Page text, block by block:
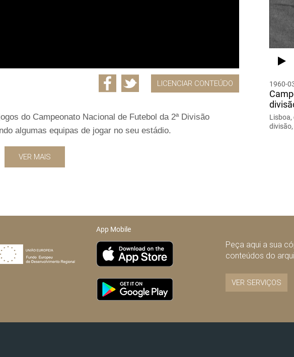
LICENCIAR CONTEÚDO
do Campeonato Nacional de Futebol da 2ª Divisão
algumas equipas de jogar no seu estádio.
VER MAIS
1960-
Lisboa,
App Mobile
Peça aqui a sua
conteúdos do
VER SERVIÇOS